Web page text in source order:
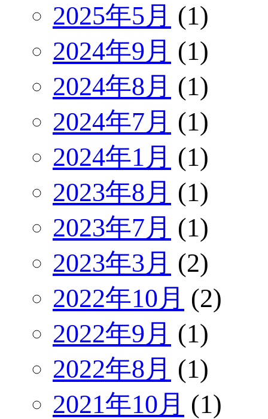
2025年5月 (1)
2024年9月 (1)
2024年8月 (1)
2024年7月 (1)
2024年1月 (1)
2023年8月 (1)
2023年7月 (1)
2023年3月 (2)
2022年10月 (2)
2022年9月 (1)
2022年8月 (1)
2021年10月 (1)